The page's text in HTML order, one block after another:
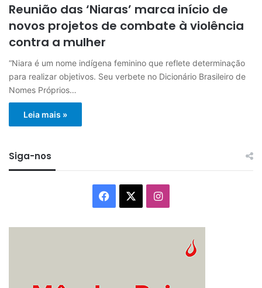
Reunião das ‘Niaras’ marca início de
novos projetos de combate à violência
contra a mulher
“Niara é um nome indígena feminino que reflete determinação
para realizar objetivos. Seu verbete no Dicionário Brasileiro de
Nomes Próprios…
Leia mais »
Siga-nos
Facebook Instagram